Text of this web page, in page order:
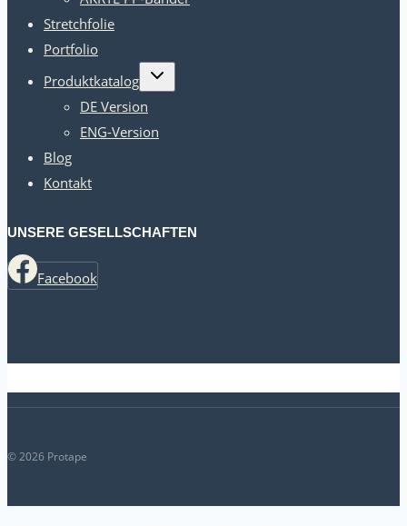
Stretchfolie
Portfolio
Produktkatalog
Kindermenü
DE Version
ENG-Version
Blog
Kontakt
UNSERE GESELLSCHAFTEN
Facebook
© 2026 Protape